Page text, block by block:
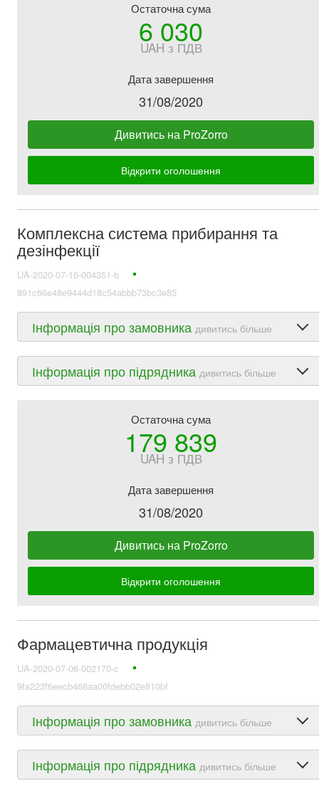
Остаточна сума
6 030
UAH з ПДВ
Дата завершення
31/08/2020
Дивитись на ProZorro
Відкрити оголошення
Комплексна система прибирання та
дезінфекції
UA-2020-07-16-004351-b
891c66e48e9444d18c54abbb73bc3e85
Інформація про замовника дивитись більше
Інформація про підрядника дивитись більше
Остаточна сума
179 839
UAH з ПДВ
Дата завершення
31/08/2020
Дивитись на ProZorro
Відкрити оголошення
Фармацевтична продукція
UA-2020-07-06-002170-c
9fa223f6eecb468aa00fdebb02e810bf
Інформація про замовника дивитись більше
Інформація про підрядника дивитись більше